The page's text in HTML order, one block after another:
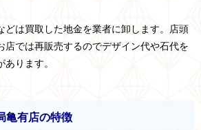
どは買取した地金を業者に卸します。店頭
店では再販売するのでデザイン代や石代を
ります。
亀有店の特徴